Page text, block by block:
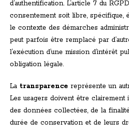
d’authentification. L’article 7 du
consentement soit libre, spécifique,
le contexte des démarches
peut parfois être remplacé par
l’exécution d’une mission d’intérêt
obligation légale.
La transparence représente un
Les usagers doivent être clairement
des données collectées, de la
durée de conservation et de leurs